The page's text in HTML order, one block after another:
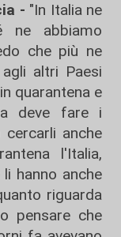
- "In Italia ne
ne abbiamo
che più ne
altri Paesi
quarantena e
deve fare i
anche
l'Italia,
hanno anche
riguarda
pensare che